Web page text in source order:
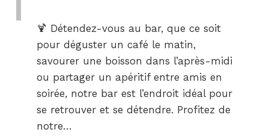
🍹 Détendez-vous au bar, que ce soit
pour déguster un café le matin,
savourer une boisson dans l’après-midi
ou partager un apéritif entre amis en
soirée, notre bar est l’endroit idéal pour
se retrouver et se détendre. Profitez de
notre…